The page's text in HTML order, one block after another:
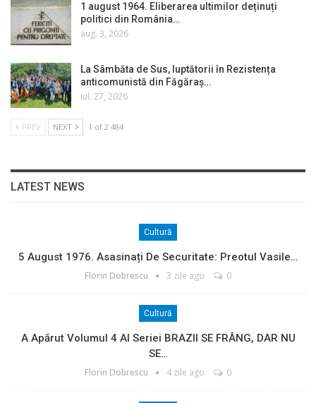
1 august 1964. Eliberarea ultimilor deținuți
politici din România…
aug. 3, 2026
La Sâmbăta de Sus, luptătorii în Rezistența
anticomunistă din Făgăraș…
iul. 27, 2026
PREV NEXT 1 of 2.484
LATEST NEWS
Cultură
5 August 1976. Asasinați De Securitate: Preotul Vasile…
Florin Dobrescu 3 zile ago 0
Cultură
A Apărut Volumul 4 Al Seriei BRAZII SE FRÂNG, DAR NU
SE…
Florin Dobrescu 4 zile ago 0